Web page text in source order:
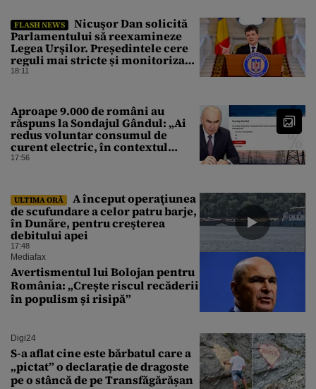
FLASH NEWS
Nicuşor Dan solicită
Parlamentului să reexamineze
Legea Urşilor. Președintele cere
reguli mai stricte și monitorizare
în timp real
18:11
Aproape 9.000 de români au
răspuns la Sondajul Gândul: „Ai
redus voluntar consumul de
curent electric, în contextul
crizei energetice?” Rezultatul a
17:56
ULTIMA ORĂ
A început operaţiunea
de scufundare a celor patru barje,
în Dunăre, pentru creşterea
debitului apei
17:48
Mediafax
Avertismentul lui Bolojan pentru
România: „Crește riscul recăderii
în populism și risipă”
Digi24
S-a aflat cine este bărbatul care a
„pictat” o declarație de dragoste
pe o stâncă de pe Transfăgărășan